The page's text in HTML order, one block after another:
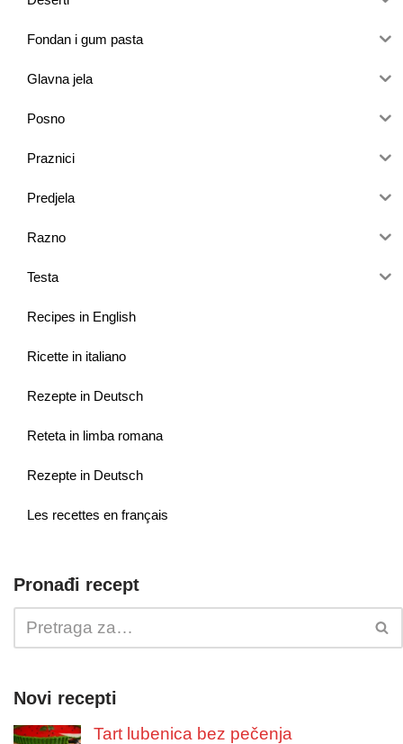
Fondan i gum pasta
Glavna jela
Posno
Praznici
Predjela
Razno
Testa
Recipes in English
Ricette in italiano
Rezepte in Deutsch
Reteta in limba romana
Rezepte in Deutsch
Les recettes en français
Pronađi recept
Novi recepti
Tart lubenica bez pečenja